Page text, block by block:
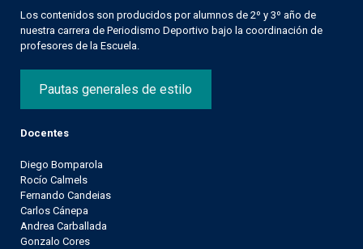
Los contenidos son producidos por alumnos de 2º y 3º año de
nuestra carrera de Periodismo Deportivo bajo la coordinación de
profesores de la Escuela.
Pautas generales de estilo
Docentes
Diego Bomparola
Rocío Calmels
Fernando Candeias
Carlos Cánepa
Andrea Carballada
Gonzalo Cores